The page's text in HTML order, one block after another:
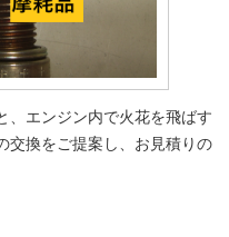
、エンジン内で火花を飛ばす
交換をご提案し、お見積りの